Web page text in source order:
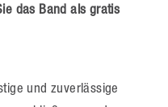
das Band als gratis
und zuverlässige